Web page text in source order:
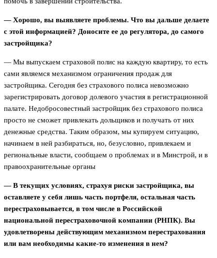
— Хорошо, вы выявляете проблемы. Что вы дальше делаете
с этой информацией? Доносите ее до регулятора, до самого
застройщика?
— Мы выпускаем страховой полис на каждую квартиру, то есть
сами являемся механизмом ограничения продаж для
застройщика. Сегодня без страхового полиса невозможно
зарегистрировать договор долевого участия в регистрационной
палате. Недобросовестный застройщик без страхового полиса
просто не сможет привлекать дольщиков и получать от них
денежные средства. Таким образом, мы купируем ситуацию,
начинаем в ней разбираться, но, безусловно, привлекаем и
региональные власти, сообщаем о проблемах и в Минстрой, и в
правоохранительные органы
— В текущих условиях, страхуя риски застройщика, вы
оставляете у себя лишь часть портфеля, остальная часть
перестраховывается, в том числе в Российской
национальной перестраховочной компании (РНПК). Вы
удовлетворены действующим механизмом перестрахования
или вам необходимы какие-то изменения в нем?